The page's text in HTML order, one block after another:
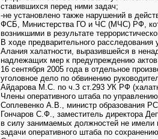
ставившихся перед ними задач;
-не установлено также нарушений в
ФСБ, Министерства ГО и ЧС (МЧС) РФ,
возникшими в результате
В ходе предварительного
Алания халатности, выразившейся в
надлежащих мер к предупреждению актов
16 сентября 2005 года в отдельное
уголовное дело по обвинению
Айдарова М.С. по ч.З ст.293 УК РФ
Члены оперативного штаба по
Соплевенко А.В., министр образования
Гончаров С.Ф., заместитель директора
в силу занимаемых должностей не имели
задачи оперативного штаба по